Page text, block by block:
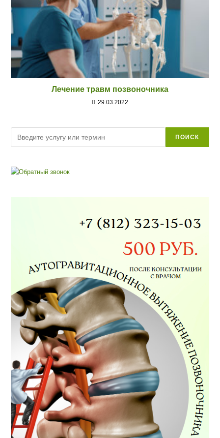
Лечение травм позвоночника
29.03.2022
ПОИСК